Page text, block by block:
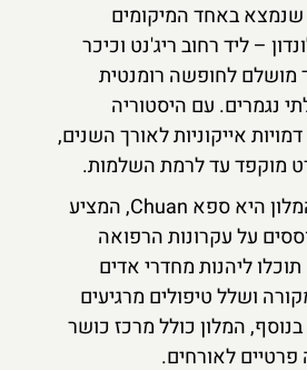
באחד המיקומים
– ליד רחוב ריג'נט וכיכר
לחופשה רומנטית
עם היסטוריה
אייקוניות לאורך השנים,
עד לרמת השלמות.
גולת הכותרת של המלון היא ספא Chuan, המציע
על עקרונות הרפואה
ליהנות מחדרי אדים
ושלל טיפולים מרגיעים
המלון כולל מרכז כושר
לאורחים.